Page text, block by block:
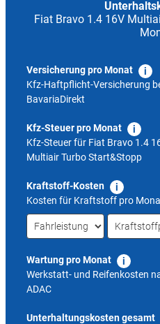
Fiat Bravo 1.4 16V
Versicherung pro Monat
Kfz-Haftpflicht-Versicherung
BavariaDirekt
Kfz-Steuer pro Monat
Kfz-Steuer für Fiat Bravo 1.4
Multiair Turbo Start&Stopp
Kraftstoff-Kosten
Kosten für Kraftstoff pro
Wartung pro Monat
Werkstatt- und Reifenkosten
ADAC
Unterhaltungskosten gesamt